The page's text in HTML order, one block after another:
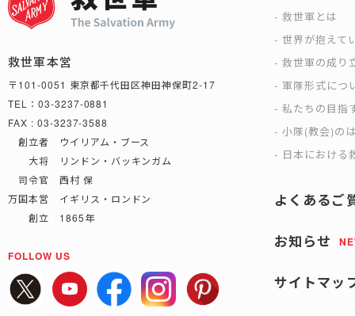
救世軍本営
〒101-0051 東京都千代田区神田神保町2-17
TEL：03-3237-0881
FAX : 03-3237-3588
創立者 ウイリアム・ブース
大将 リンドン・バッキンガム
司令官 西村 保
万国本営 イギリス・ロンドン
創立 1865年
FOLLOW US
救世軍とは
世界が抱えて
救世軍の成り
軍隊形式につ
私たちの目指
小隊(教会)の
日本における
よくあるご
お知らせ
サイトマッ